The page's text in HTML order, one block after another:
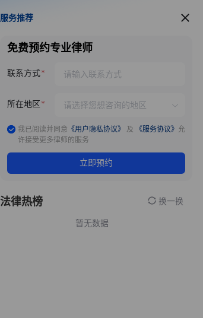
服务推荐
服务推荐
免费预约专业律师
联系方式
所在地区
我已阅读并同意 《用户隐私协议》 及 《服务协议》 允
许接受更多律师的服务
立即预约
法律热榜 换一换
暂无数据